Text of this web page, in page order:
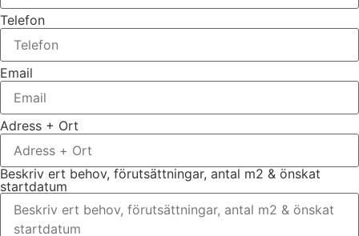
Telefon
Email
Adress + Ort
Beskriv ert behov, förutsättningar, antal m2 & önskat
startdatum